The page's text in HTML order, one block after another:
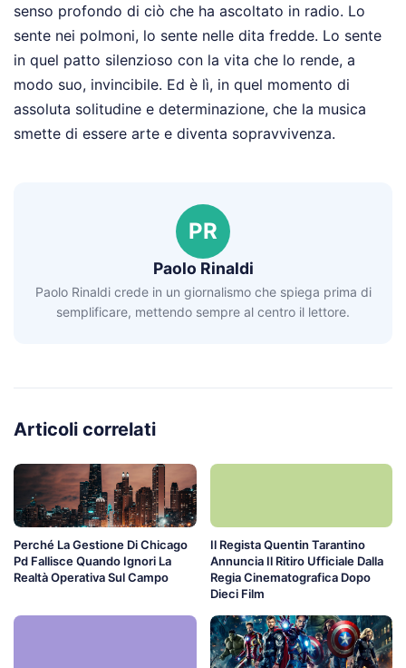
senso profondo di ciò che ha ascoltato in radio. Lo
sente nei polmoni, lo sente nelle dita fredde. Lo sente
in quel patto silenzioso con la vita che lo rende, a
modo suo, invincibile. Ed è lì, in quel momento di
assoluta solitudine e determinazione, che la musica
smette di essere arte e diventa sopravvivenza.
PR
Paolo Rinaldi
Paolo Rinaldi crede in un giornalismo che spiega prima di
semplificare, mettendo sempre al centro il lettore.
Articoli correlati
Perché La Gestione Di Chicago
Pd Fallisce Quando Ignori La
Realtà Operativa Sul Campo
Il Regista Quentin Tarantino
Annuncia Il Ritiro Ufficiale Dalla
Regia Cinematografica Dopo
Dieci Film